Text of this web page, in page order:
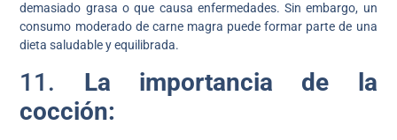
demasiado grasa o que causa enfermedades. Sin embargo, un
consumo moderado de carne magra puede formar parte de una
dieta saludable y equilibrada.
11. La importancia de la
cocción: